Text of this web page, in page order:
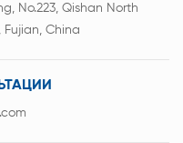
No.223, Qishan North
Fujian, China